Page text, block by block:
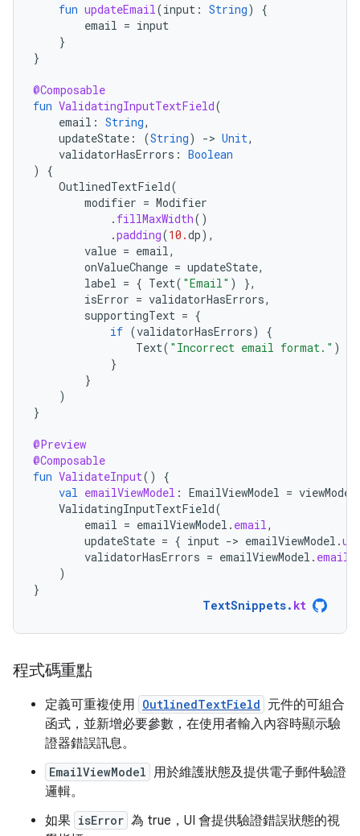
fun updateEmail(input : String)
{
email = input
}
}
@Composable
fun ValidatingInputTextField(
email : String,
updateState : (String) -> Unit,
validatorHasErrors : Boolean
)
{
OutlinedTextField(
modifier = Modifier
. fillMaxWidth()
.padding(10.dp),
value = email,
onValueChange = updateState,
label = { Text( "Email" )
},
isError = validatorHasErrors,
supportingText = {
if (validatorHasErrors)
{
Text( "Incorrect email format." )
}
}
)
}
@Preview
@Composable
fun ValidateInput()
{
val emailViewModel : EmailViewModel =
ValidatingInputTextField(
email = emailViewModel . email,
updateState = { input -> emailViewModel .
validatorHasErrors = emailViewModel .
)
}
TextSnippets. kt
程式碼重點
定義可重複使用 OutlinedTextField 元件的可組合
函式，並新增必要參數，在使用者輸入內容時顯示驗
證器錯誤訊息。
EmailViewModel 用於維護狀態及提供電子郵件驗證
邏輯。
如果 isError 為 true，UI 會提供驗證錯誤狀態的視